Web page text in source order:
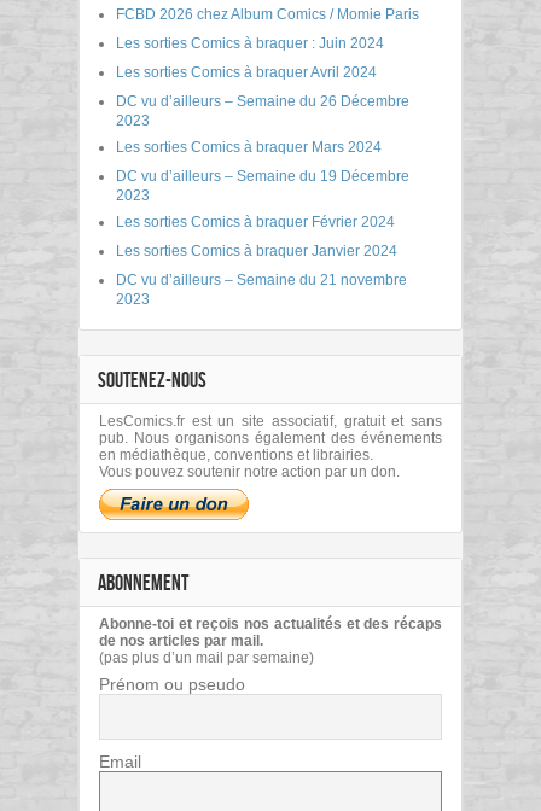
FCBD 2026 chez Album Comics / Momie Paris
Les sorties Comics à braquer : Juin 2024
Les sorties Comics à braquer Avril 2024
DC vu d’ailleurs – Semaine du 26 Décembre
2023
Les sorties Comics à braquer Mars 2024
DC vu d’ailleurs – Semaine du 19 Décembre
2023
Les sorties Comics à braquer Février 2024
Les sorties Comics à braquer Janvier 2024
DC vu d’ailleurs – Semaine du 21 novembre
2023
SOUTENEZ-NOUS
LesComics.fr est un site associatif, gratuit et sans
pub. Nous organisons également des événements
en médiathèque, conventions et librairies.
Vous pouvez soutenir notre action par un don.
ABONNEMENT
Abonne-toi et reçois nos actualités et des récaps
de nos articles par mail.
(pas plus d’un mail par semaine)
Prénom ou pseudo
Email